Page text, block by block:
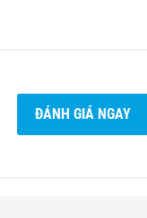
ĐÁNH GIÁ NGAY